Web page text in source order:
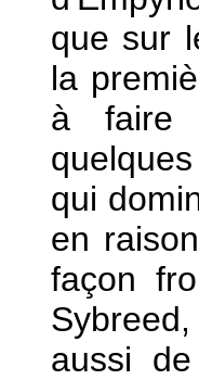
que sur
la
à faire
qui
en
façon
aussi